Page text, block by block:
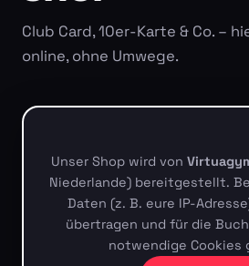
Club Card, 10er-Karte & Co. –
online, ohne Umwege.
Unser Shop wird von
Niederlande) bereitgestellt.
Daten (z. B. eure IP-
übertragen und für die
notwendige Cookies